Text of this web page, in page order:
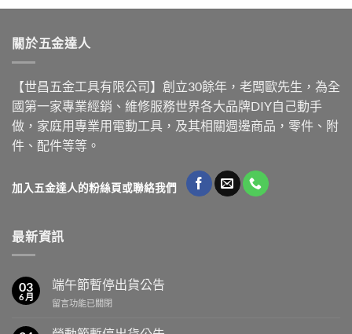
關於五金達人
【世昌五金工具有限公司】創立30餘年，老闆歐先生，為全
國第一家專業經銷、維修服務世界各大品牌DIY自己動手
做，家庭用專業用電動工具，及其相關週邊商品，零件、附
件、配件等等。
加入五金達人的粉絲頁或聯絡我們
最新資訊
03
6 月
端午節暫停出貨公告
在
午
留言功能已關閉